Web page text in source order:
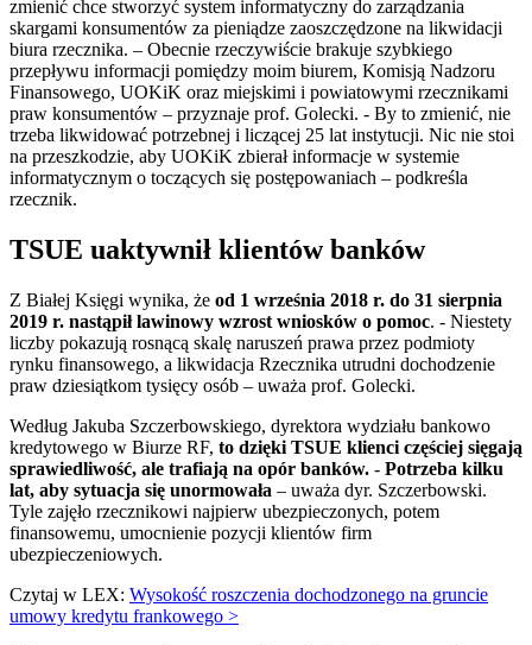
zmienić chce stworzyć system informatyczny do zarządzania
skargami konsumentów za pieniądze zaoszczędzone na likwidacji
biura rzecznika. – Obecnie rzeczywiście brakuje szybkiego
przepływu informacji pomiędzy moim biurem, Komisją Nadzoru
Finansowego, UOKiK oraz miejskimi i powiatowymi rzecznikami
praw konsumentów – przyznaje prof. Golecki. - By to zmienić, nie
trzeba likwidować potrzebnej i liczącej 25 lat instytucji. Nic nie stoi
na przeszkodzie, aby UOKiK zbierał informacje w systemie
informatycznym o toczących się postępowaniach – podkreśla
rzecznik.
TSUE uaktywnił klientów banków
Z Białej Księgi wynika, że od 1 września 2018 r. do 31 sierpnia
2019 r. nastąpił lawinowy wzrost wniosków o pomoc. - Niestety
liczby pokazują rosnącą skalę naruszeń prawa przez podmioty
rynku finansowego, a likwidacja Rzecznika utrudni dochodzenie
praw dziesiątkom tysięcy osób – uważa prof. Golecki.
Według Jakuba Szczerbowskiego, dyrektora wydziału bankowo
kredytowego w Biurze RF, to dzięki TSUE klienci częściej sięgają
sprawiedliwość, ale trafiają na opór banków. - Potrzeba kilku
lat, aby sytuacja się unormowała – uważa dyr. Szczerbowski.
Tyle zajęło rzecznikowi najpierw ubezpieczonych, potem
finansowemu, umocnienie pozycji klientów firm
ubezpieczeniowych.
Czytaj w LEX: Wysokość roszczenia dochodzonego na gruncie
umowy kredytu frankowego >